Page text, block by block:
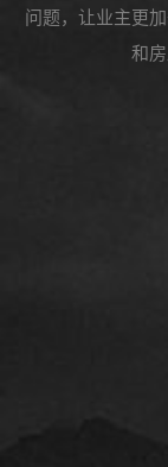
问题，让业主更
和